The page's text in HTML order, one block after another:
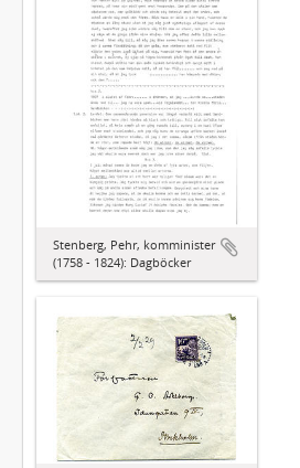
Stenberg, Pehr, komminister
(1758 - 1824): Dagböcker